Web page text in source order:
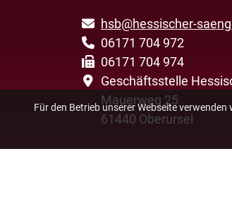
Für den Betrieb unserer Webseite
hsb@hessischer-
06171 704 972
06171 704 974
Geschäftsstelle
Mauerweg 25
61440 Oberursel